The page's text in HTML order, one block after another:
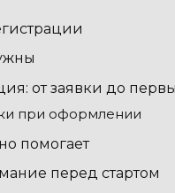
от заявки до
при оформлении
помогает
перед стартом